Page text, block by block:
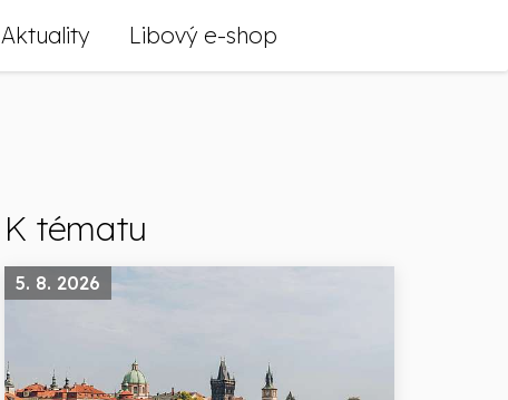
Aktuality Libový e-shop
K tématu
5. 8. 2026